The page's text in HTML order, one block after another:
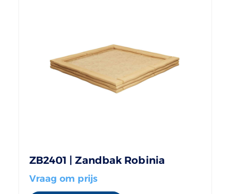
ZB2401 | Zandbak Robinia
Vraag om prijs